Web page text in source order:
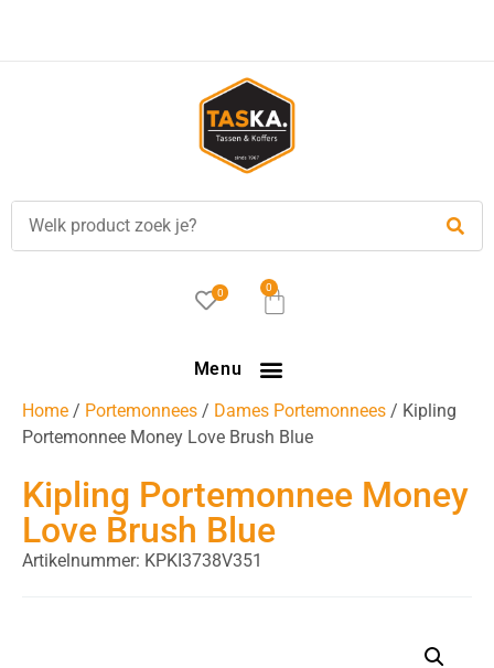
besteld, is vandaag verzonden!
0 0
Menu
Home / Portemonnees / Dames Portemonnees / Kipling
Portemonnee Money Love Brush Blue
Kipling Portemonnee Money
Love Brush Blue
Artikelnummer: KPKI3738V351